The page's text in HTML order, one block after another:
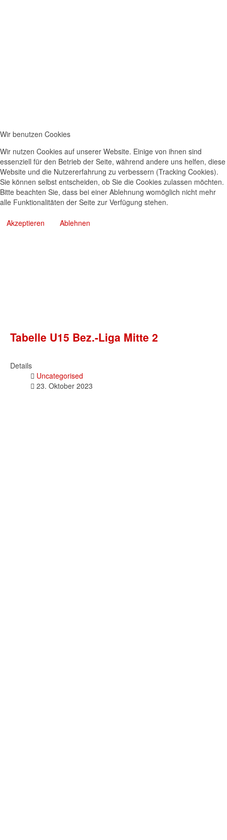
Tabelle U15 Bez.-Liga Mitte 2
Details
Uncategorised
23. Oktober 2023
Wir benutzen Cookies
Wir nutzen Cookies auf unserer Website. Einige von ihnen sind
essenziell für den Betrieb der Seite, während andere uns helfen, diese
Website und die Nutzererfahrung zu verbessern (Tracking Cookies).
Sie können selbst entscheiden, ob Sie die Cookies zulassen möchten.
Bitte beachten Sie, dass bei einer Ablehnung womöglich nicht mehr
alle Funktionalitäten der Seite zur Verfügung stehen.
Akzeptieren Ablehnen